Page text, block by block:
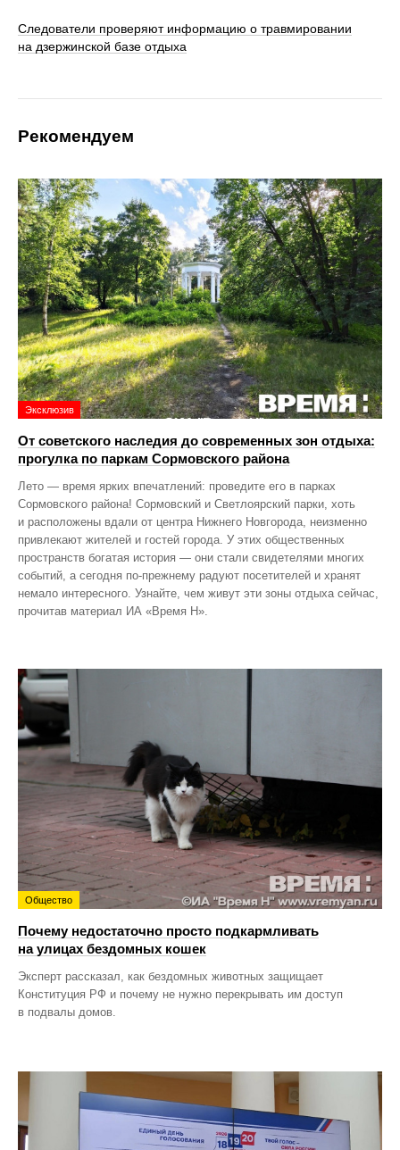
Следователи проверяют информацию о травмировании
на дзержинской базе отдыха
Рекомендуем
Эксклюзив
От советского наследия до современных зон отдыха:
прогулка по паркам Сормовского района
Лето — время ярких впечатлений: проведите его в парках
Сормовского района! Сормовский и Светлоярский парки, хоть
и расположены вдали от центра Нижнего Новгорода, неизменно
привлекают жителей и гостей города. У этих общественных
пространств богатая история — они стали свидетелями многих
событий, а сегодня по‑прежнему радуют посетителей и хранят
немало интересного. Узнайте, чем живут эти зоны отдыха сейчас,
прочитав материал ИА «Время Н».
Общество
Почему недостаточно просто подкармливать
на улицах бездомных кошек
Эксперт рассказал, как бездомных животных защищает
Конституция РФ и почему не нужно перекрывать им доступ
в подвалы домов.